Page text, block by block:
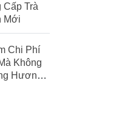
Cấp Trà
Mới
Chi Phí
Không
Hương